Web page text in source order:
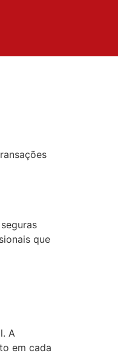
que
A
em cada